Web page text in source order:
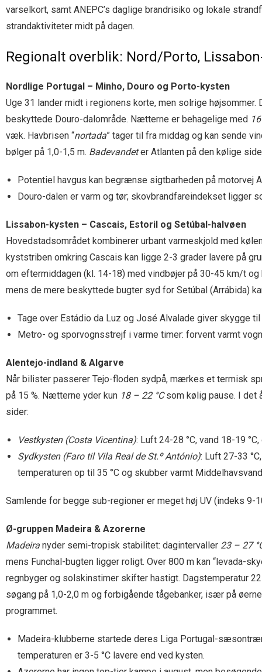
varselkort, samt ANEPC’s daglige brandrisiko og lokale
strandaktiviteter midt på dagen.
Regionalt overblik: Nord/Porto,
Nordlige Portugal – Minho, Douro og Porto-kysten
Uge 31 lander midt i regionens korte, men solrige
beskyttede Douro-dalområde. Nætterne er behagelige med
væk. Havbrisen “nortada” tager til fra middag og kan sende
bølger på 1,0-1,5 m. Badevandeter Atlanten på den kølige
Potentiel havgus kan begrænse sigtbarheden på motorvej
Douro-dalen er varm og tør; skovbrandfareindekset ligger
Lissabon-kysten – Cascais, Estoril og Setúbal-halvøen
Hovedstadsområdet kombinerer urbant varmeskjold med
kyststriben omkring Cascais kan ligge 2-3 grader lavere på
om eftermiddagen (kl. 14-18) med vindbøjer på 30-45 km/t
mens de mere beskyttede bugter syd for Setúbal (Arrábida)
Tage over Estádio da Luz og José Alvalade giver skygge
Metro- og sporvognsstrejf i varme timer: forvent varmt
Alentejo-indland & Algarve
Når bilister passerer Tejo-floden sydpå, mærkes et termisk
på 15 %. Nætterne yder kun 18 – 22 °Csom kølig pause. I det
sider:
Vestkysten (Costa Vicentina): Luft 24-28 °C, vand 18-19
Sydkysten (Faro til Vila Real de St.º António): Luft 27-33
temperaturen op til 35 °C og skubber varmt
Samlende for begge sub-regioner er meget høj UV (indeks
Ø-gruppen Madeira & Azorerne
Madeira nyder semi-tropisk stabilitet: dagintervaller 23 – 27
mens Funchal-bugten ligger roligt. Over 800 m kan “levada-
regnbyger og solskinstimer skifter hastigt. Dagstemperatur
søgang på 1,0-2,0 m og forbigående tågebanker, især på
programmet.
Madeira-klubberne startede deres Liga Portugal-
temperaturen er 3-5 °C lavere end ved kysten.